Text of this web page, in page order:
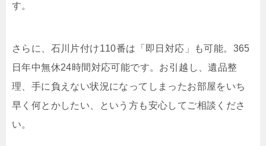
す。
さらに、石川片付け110番は「即日対応」も可能。365
日年中無休24時間対応可能です。お引越し、遺品整
理、手に負えない状況になってしまったお部屋をいち
早く何とかしたい、という方も安心してご相談くださ
い。